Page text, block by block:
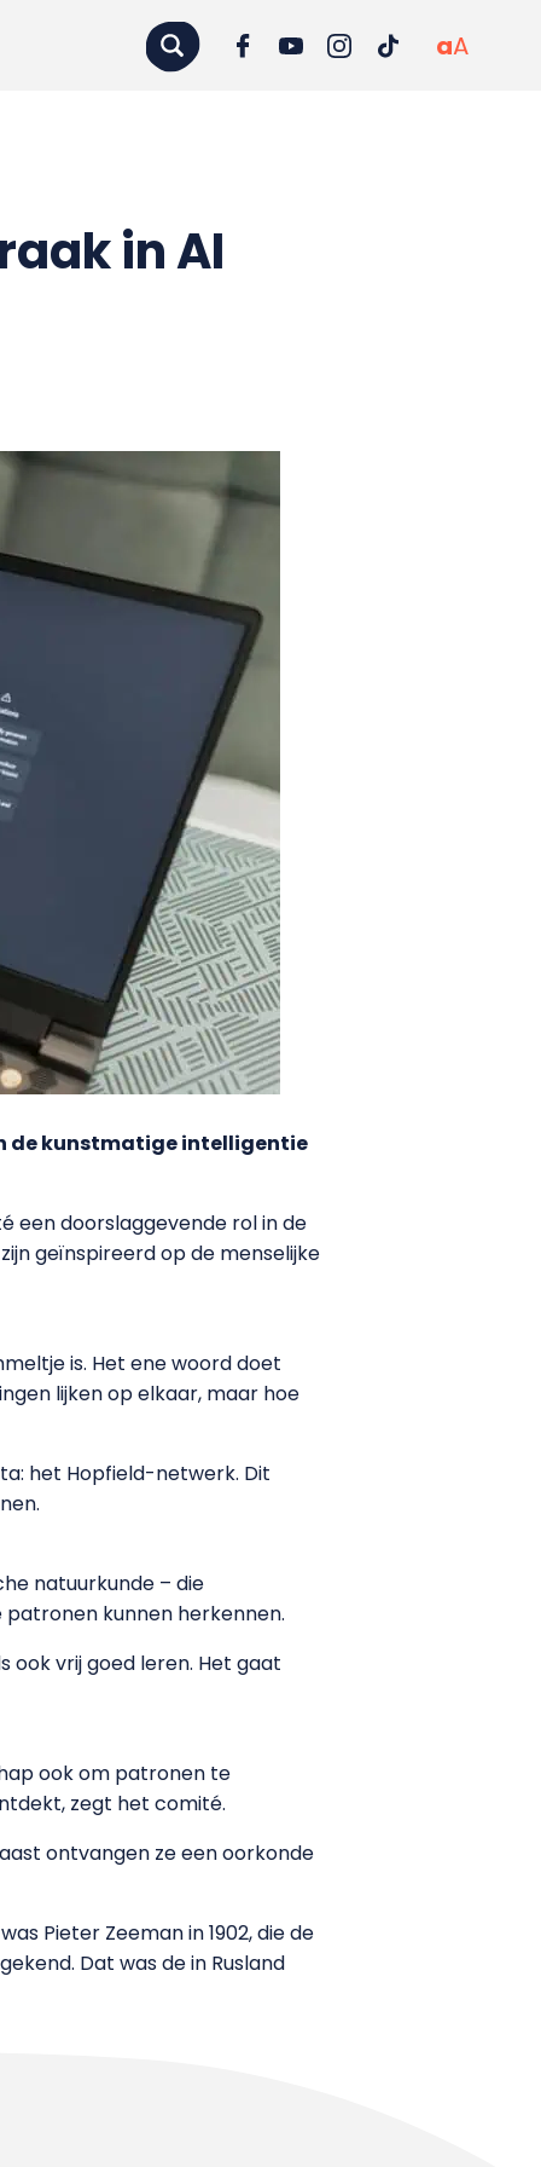
aA
in AI
de kunstmatige intelligentie
een doorslaggevende rol in de
geïnspireerd op de menselijke
is. Het ene woord doet
lijken op elkaar, maar hoe
het Hopfield-netwerk. Dit
natuurkunde – die
kunnen herkennen.
ook vrij goed leren. Het gaat
ook om patronen te
zegt het comité.
ontvangen ze een oorkonde
Pieter Zeeman in 1902, die de
Dat was de in Rusland